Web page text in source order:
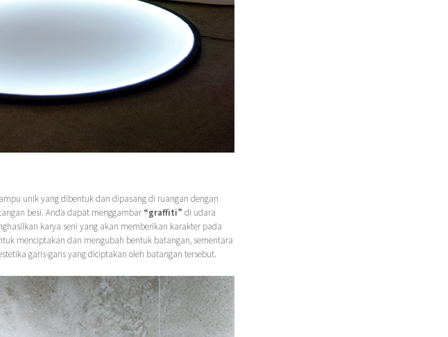
unik yang dibentuk dan dipasang di ruangan dengan
besi. Anda dapat menggambar “graffiti” di udara
karya seni yang akan memberikan karakter pada
menciptakan dan mengubah bentuk batangan, sementara
garis-garis yang diciptakan oleh batangan tersebut.